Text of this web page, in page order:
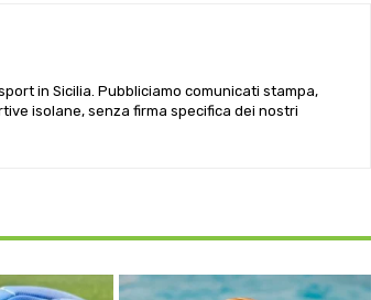
in Sicilia. Pubbliciamo comunicati stampa,
isolane, senza firma specifica dei nostri